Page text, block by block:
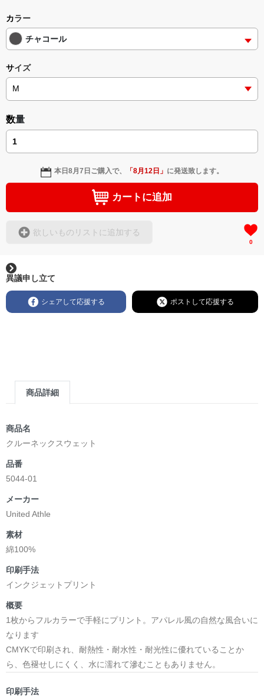
カラー
チャコール
サイズ
数量
本日8月7日 ご購入で、 「8月12日 」 に発送致します。
カートに追加
欲しいものリストに追加する
0
異議申し立て
シェアして応援する ポストして応援する
商品詳細
商品名
クルーネックスウェット
品番
5044-01
メーカー
United Athle
素材
綿100%
印刷手法
インクジェットプリント
概要
1枚からフルカラーで手軽にプリント。アパレル風の自然な風合いに
なります
CMYKで印刷され、耐熱性・耐水性・耐光性に優れていることか
ら、色褪せしにくく、水に濡れて滲むこともありません。
印刷手法